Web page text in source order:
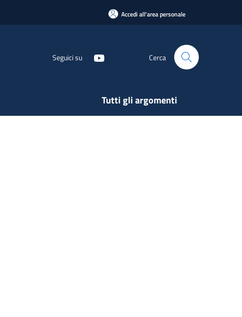
Accedi all'area personale
Seguici su Cerca
Tutti gli argomenti